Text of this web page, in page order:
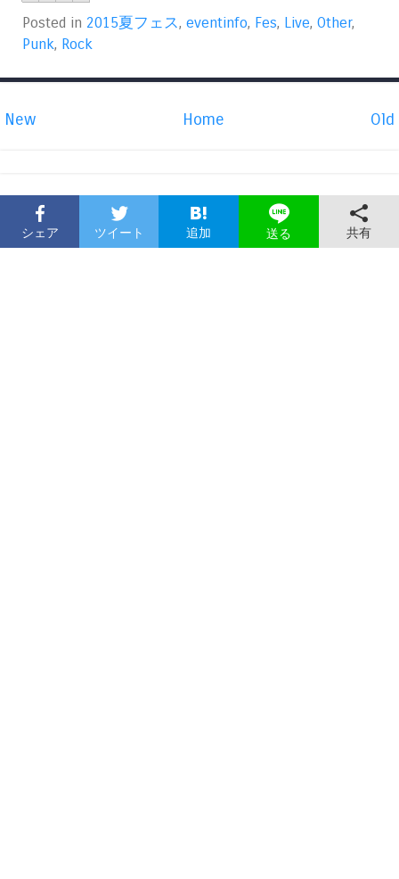
Posted in 2015夏フェス, eventinfo, Fes, Live, Other,
Punk, Rock
New Old
Home
シェア ツイート 追加 送る 共有